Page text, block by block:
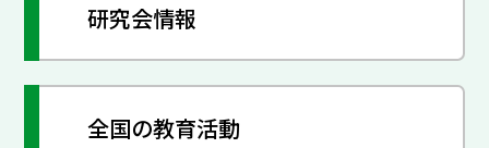
研究会情報
全国の教育活動